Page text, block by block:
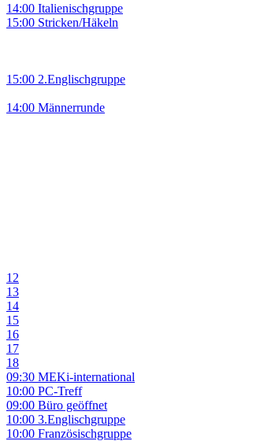
14:00 Italienischgruppe
15:00 Stricken/Häkeln
15:00 2.Englischgruppe
14:00 Männerrunde
12
13
14
15
16
17
18
09:30 MEKi-international
10:00 PC-Treff
09:00 Büro geöffnet
10:00 3.Englischgruppe
10:00 Französischgruppe